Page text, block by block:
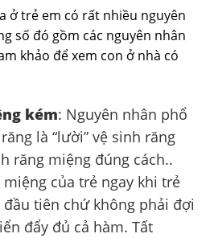
ở trẻ em có rất nhiều nguyên
số đó gồm các nguyên nhân
khảo để xem con ở nhà có
kém: Nguyên nhân phổ
là “lười” vệ sinh răng
răng miệng đúng cách..
miệng của trẻ ngay khi trẻ
tiên chứ không phải đợi
đẩy đủ cả hàm. Tất